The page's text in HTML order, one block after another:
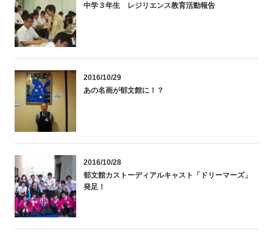
中学３年生 レジリエンス教育活動報告
2016/10/29
あの名画が郁文館に！？
2016/10/28
郁文館カストーディアルキャスト「ドリーマーズ」
発足！